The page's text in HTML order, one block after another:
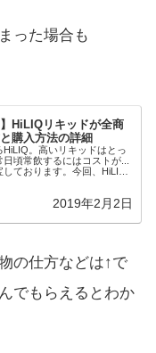
った場合も
】HiLIQリキッドが全商
購入方法の詳細
。高いリキッドはとっ
頃常飲するにはコストが...
ております。今回、HiLIQ
2019年2月2日
の仕方などは↑で
でもらえるとわか